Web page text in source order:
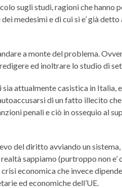
sugli studi, ragioni che hanno
medesimi e di cui si e’ già
a monte del problema.
ed inoltrare lo studio di
attualmente casistica in Italia,
di un fatto illecito
penali e ciò in ossequio al
del diritto avviando un
sappiamo (purtroppo non
crisi economica che invece
ed economiche dell’UE.